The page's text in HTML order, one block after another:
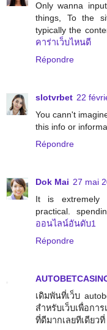
Only wanna
things, To the
typically the
คาร่าเว็บไหนดี
Répondre
slotvrbet 22
You cann't
this info or
Répondre
Dok Mai 27 mai
It is extremely
practical.
ออนไลน์อันดับ1
Répondre
เดิมพันที่เว็บ
สำหรับเว็บเพื่อกา
ที่ดีมากเลยทีเดียวที่